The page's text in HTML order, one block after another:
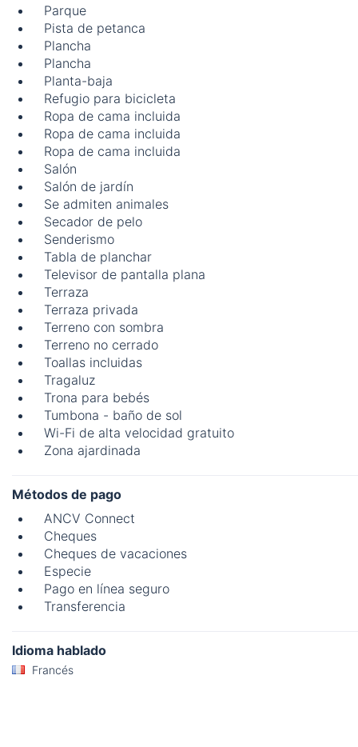
Parque
Pista de petanca
Plancha
Plancha
Planta-baja
Refugio para bicicleta
Ropa de cama incluida
Ropa de cama incluida
Ropa de cama incluida
Salón
Salón de jardín
Se admiten animales
Secador de pelo
Senderismo
Tabla de planchar
Televisor de pantalla plana
Terraza
Terraza privada
Terreno con sombra
Terreno no cerrado
Toallas incluidas
Tragaluz
Trona para bebés
Tumbona - baño de sol
Wi-Fi de alta velocidad gratuito
Zona ajardinada
Métodos de pago
ANCV Connect
Cheques
Cheques de vacaciones
Especie
Pago en línea seguro
Transferencia
Idioma hablado
Francés